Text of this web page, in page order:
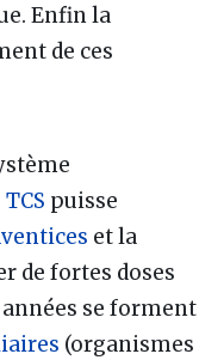
Enfin la
de ces
TCS puisse
et la
de fortes doses
années se forment
(organismes